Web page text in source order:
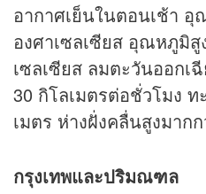
อากาศเย็นในตอนเช้า
องศาเซลเซียส อุณหภูมิสู
เซลเซียส ลมตะวันออกเ
30 กิโลเมตรต่อชั่วโมง
เมตร ห่างฝั่งคลื่นสูงมาก
กรุงเทพและปริมณฑล